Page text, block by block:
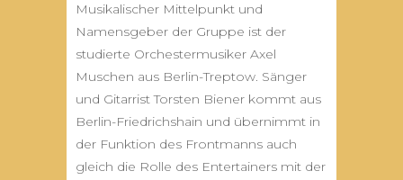
Musikalischer Mittelpunkt und
Namensgeber der Gruppe ist der
studierte Orchestermusiker Axel
Muschen aus Berlin-Treptow. Sänger
und Gitarrist Torsten Biener kommt aus
Berlin-Friedrichshain und übernimmt in
der Funktion des Frontmanns auch
gleich die Rolle des Entertainers mit der